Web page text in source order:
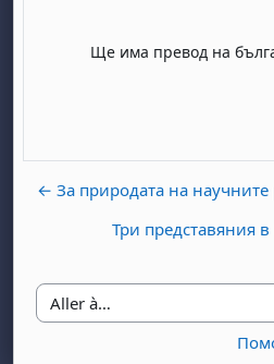
Ще има превод на
← За природата на
Три представяния
Aller à…
14 août
samedi 15 août
dimanche 16 août